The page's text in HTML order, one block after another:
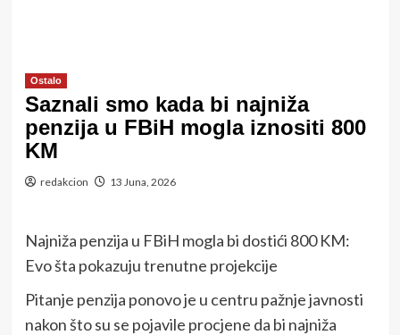
Ostalo
Saznali smo kada bi najniža
penzija u FBiH mogla iznositi 800
KM
redakcion 13 Juna, 2026
Najniža penzija u FBiH mogla bi dostići 800 KM:
Evo šta pokazuju trenutne projekcije
Pitanje penzija ponovo je u centru pažnje javnosti
nakon što su se pojavile procjene da bi najniža